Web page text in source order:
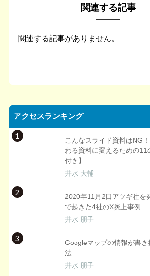
関連する記事
関連する記事がありません。
アクセスランキング
1
こんなスライド資料はNG
わる資料に変えるための11
付き】
井水 大輔
2
2020年11月2日アツギ社を
で起きた4社のX炎上事例
井水 朋子
3
Googleマップの情報が書
法
井水 朋子